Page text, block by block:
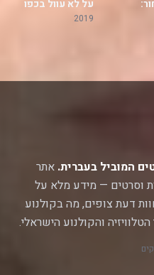
על לא עוול בכפו
2019
אתר
וסרטים — מידע מלא על
דעת צופים, מה בקולנוע
והקולנוע הישראלי.